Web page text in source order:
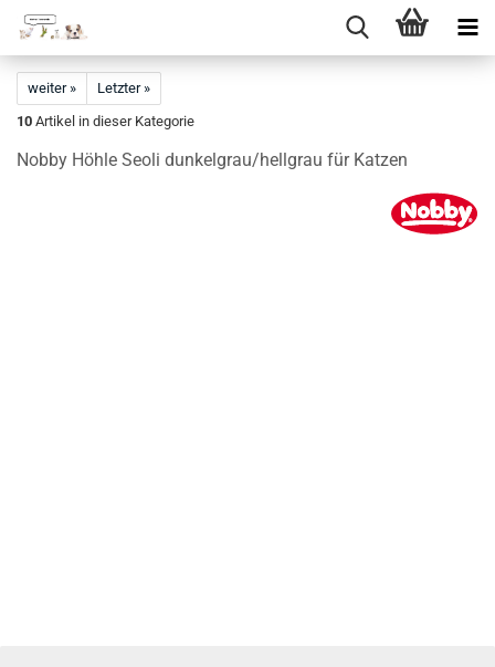
Hauptinhalt
weiter »
Letzter »
10 Artikel in dieser Kategorie
Nobby Höhle Seoli dunkelgrau/hellgrau für Katzen